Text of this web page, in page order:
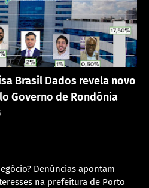
Brasil Dados revela novo
Governo de Rondônia
Denúncias apontam
na prefeitura de Porto